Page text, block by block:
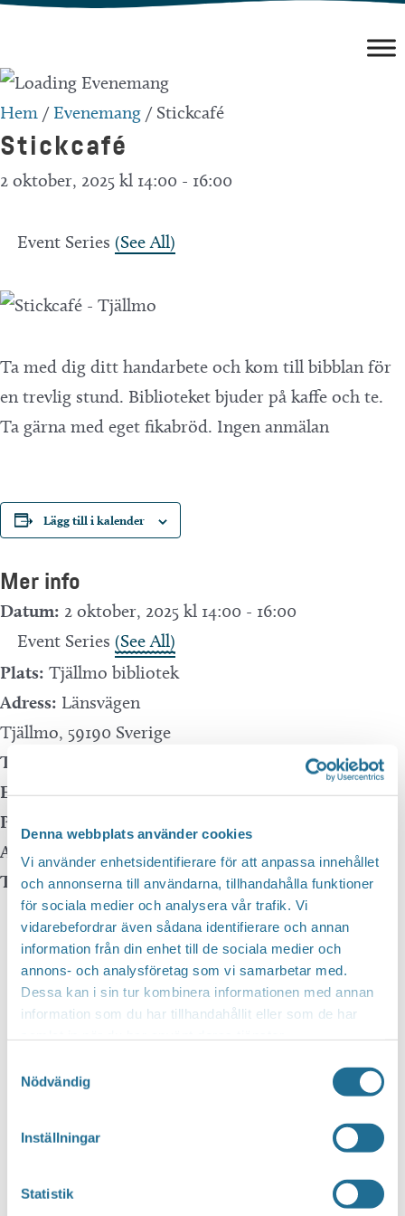
Denna webbplats använder cookies
Vi använder enhetsidentifierare för att anpassa innehållet
och annonserna till användarna, tillhandahålla funktioner
för sociala medier och analysera vår trafik. Vi
vidarebefordrar även sådana identifierare och annan
information från din enhet till de sociala medier och
annons- och analysföretag som vi samarbetar med.
Dessa kan i sin tur kombinera informationen med annan
information som du har tillhandahållit eller som de har
Nödvändig
Inställningar
Statistik
Hoppa
innehåll
Hem /Evenemang / Stickcafé
Stickcafé
2 oktober, 2025 kl 14:00 - 16:00
Event Series (See All)
Ta med dig ditt handarbete och kom till bibblan för
en trevlig stund. Biblioteket bjuder på kaffe och te.
Ta gärna med eget fikabröd. Ingen anmälan
Lägg till i kalender
Mer info
Datum: 2 oktober, 2025 kl 14:00 - 16:00
Event Series (See All)
Plats: Tjällmo bibliotek
Adress: Länsvägen
Tjällmo, 59190 Sverige
Telefon:
E-mail:
Pris:
Arrangör:
Telefonnummer arrangör: